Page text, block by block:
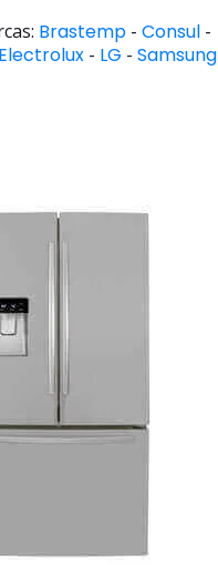
Brastemp- Consul-
Electrolux - LG - Samsung